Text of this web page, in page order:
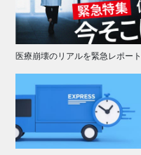
医療崩壊のリアルを緊急レポート